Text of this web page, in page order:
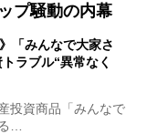
プ騒動の内幕
「みんなで大家さ
ラブル“異常なく
投資商品「みんなで
…